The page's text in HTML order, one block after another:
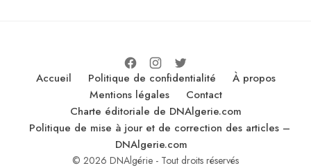
Accueil Politique de confidentialité
À propos
Mentions légales
Contact
Charte éditoriale de DNAlgerie.com
Politique de mise à jour et de correction des articles –
DNAlgerie.com
© 2026 DNAlgérie - Tout droits réservés